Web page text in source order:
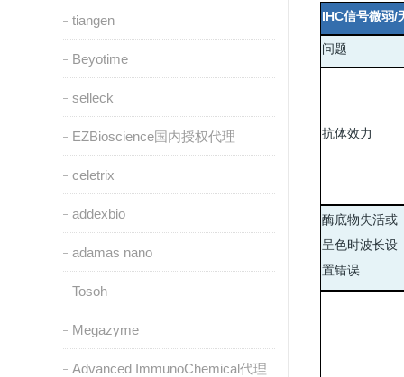
tiangen
Beyotime
selleck
EZBioscience国内授权代理
celetrix
addexbio
adamas nano
Tosoh
Megazyme
Advanced ImmunoChemical代理
IHC信号微弱/
问题
抗体效力
酶底物失活或
呈色时波长设
置错误